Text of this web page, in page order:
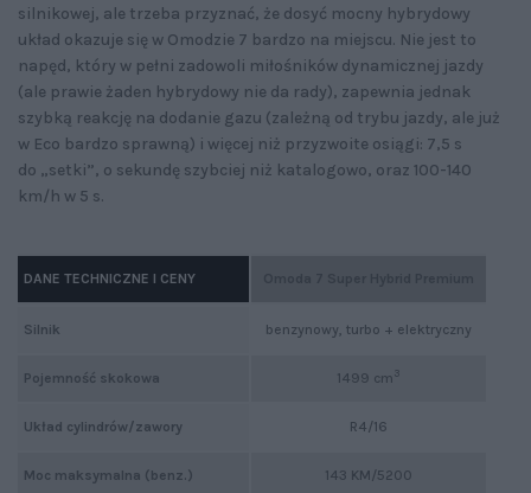
silnikowej, ale trzeba przyznać, że dosyć mocny hybrydowy
układ okazuje się w Omodzie 7 bardzo na miejscu. Nie jest to
napęd, który w pełni zadowoli miłośników dynamicznej jazdy
(ale prawie żaden hybrydowy nie da rady), zapewnia jednak
szybką reakcję na dodanie gazu (zależną od trybu jazdy, ale już
w Eco bardzo sprawną) i więcej niż przyzwoite osiągi: 7,5 s
do „setki”, o sekundę szybciej niż katalogowo, oraz 100-140
km/h w 5 s.
benzynowy, turbo + elektryczny
1499 cm 3
R4/16
143 KM/5200
DANE TECHNICZNE I CENY
Silnik
Pojemność skokowa
Układ cylindrów/zawory
Moc maksymalna (benz.)